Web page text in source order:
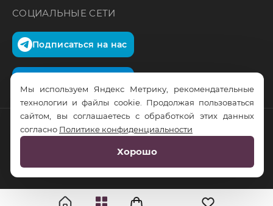
СОЦИАЛЬНЫЕ СЕТИ
Подписаться на нас
© RusTrus. 2011-2026. Все права защищены
RS Digital
Мы используем Яндекс Метрику, рекомендательные
технологии и файлы cookie. Продолжая пользоваться
сайтом, вы соглашаетесь с обработкой этих данных
согласно Политике конфиденциальности
Хорошо